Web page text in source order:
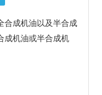
合成机油以及半合成
成机油或半合成机